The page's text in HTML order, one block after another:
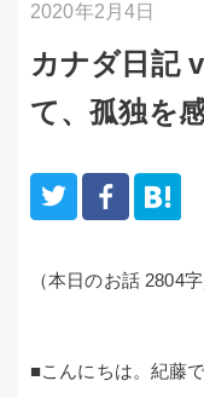
2020年2月4日
カナダ日記
て、孤独を
（本日のお話 2804
■こんにちは。紀藤で